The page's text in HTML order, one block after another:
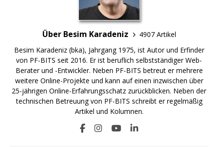
Über Besim Karadeniz
4907 Artikel
Besim Karadeniz (bka), Jahrgang 1975, ist Autor und Erfinder
von PF-BITS seit 2016. Er ist beruflich selbstständiger Web-
Berater und -Entwickler. Neben PF-BITS betreut er mehrere
weitere Online-Projekte und kann auf einen inzwischen über
25-jährigen Online-Erfahrungsschatz zurückblicken. Neben der
technischen Betreuung von PF-BITS schreibt er regelmäßig
Artikel und Kolumnen.